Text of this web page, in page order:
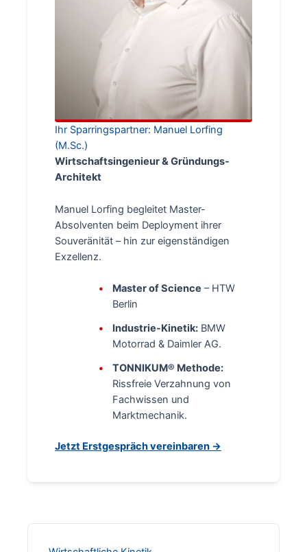
Ihr Sparringspartner: Manuel Lorfing
(M.Sc.)
Wirtschaftsingenieur & Gründungs-
Architekt
Manuel Lorfing begleitet Master-
Absolventen beim Deployment ihrer
Souveränität – hin zur eigenständigen
Exzellenz.
Master of Science – HTW
Berlin
Industrie-Kinetik:BMW
Motorrad & Daimler AG.
TONNIKUM® Methode:
Rissfreie Verzahnung von
Fachwissen und
Marktmechanik.
Jetzt Erstgespräch vereinbaren →